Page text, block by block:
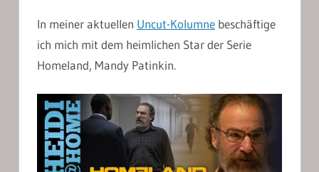
In meiner aktuellen Uncut-Kolumne beschäftige
ich mich mit dem heimlichen Star der Serie
Homeland, Mandy Patinkin.